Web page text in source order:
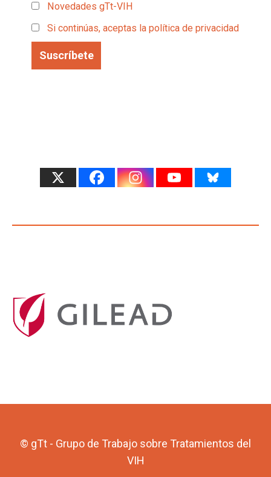
Novedades gTt-VIH
Si continúas, aceptas la política de privacidad
© gTt - Grupo de Trabajo sobre Tratamientos del
VIH